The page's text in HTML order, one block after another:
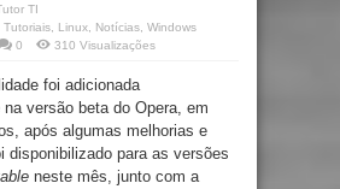
TI
Tutoriais Linux Notícias Windows
0 310 Visualizações
foi adicionada
versão beta do Opera, em
após algumas melhorias e
disponibilizado para as versões
neste mês, junto com a